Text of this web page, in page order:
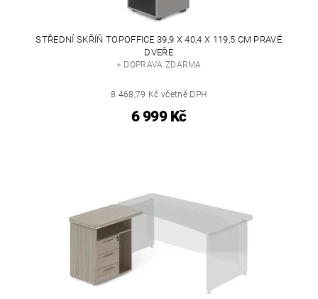
STŘEDNÍ SKŘÍŇ TOPOFFICE 39,9 X 40,4 X 119,5 CM PRAVÉ
DVEŘE
+ DOPRAVA ZDARMA
8 468,79 Kč včetně DPH
6 999 Kč